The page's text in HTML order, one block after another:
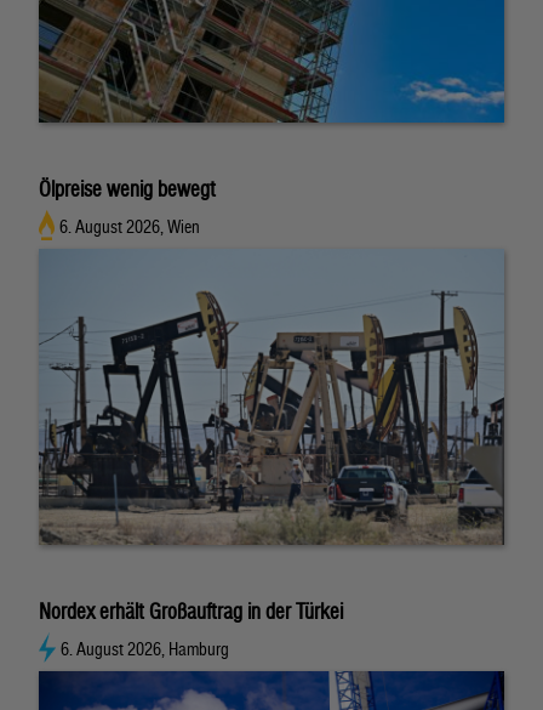
Ölpreise wenig bewegt
6. August 2026, Wien
Nordex erhält Großauftrag in der Türkei
6. August 2026, Hamburg